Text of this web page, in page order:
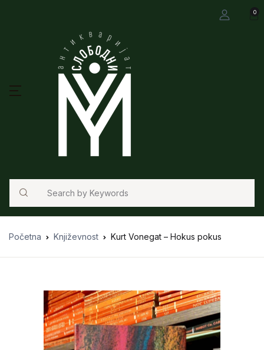
0
Search
Početna Književnost Kurt Vonegat – Hokus pokus